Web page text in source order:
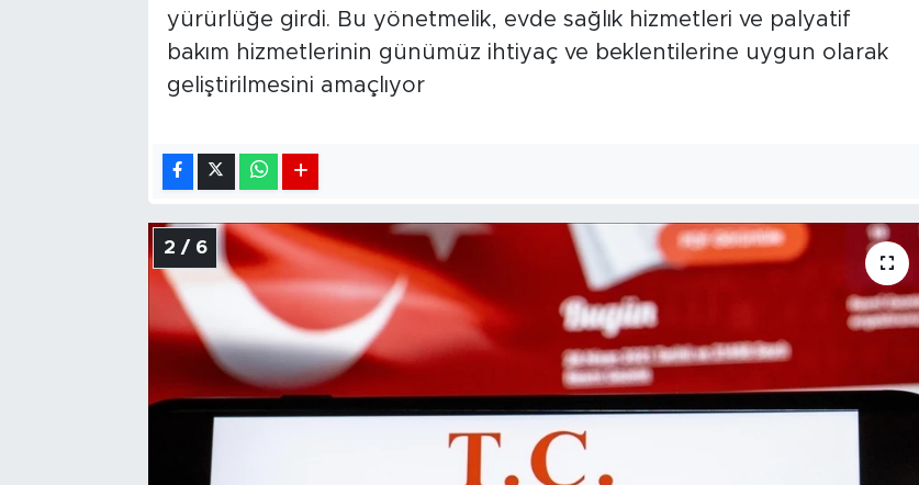
yürürlüğe girdi. Bu yönetmelik, evde sağlık hizmetleri ve palyatif
bakım hizmetlerinin günümüz ihtiyaç ve beklentilerine uygun olarak
geliştirilmesini amaçlıyor
2 / 6